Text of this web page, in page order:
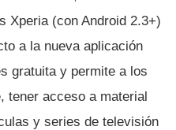
Xperia (con Android 2.3+)
a la nueva aplicación
gratuita y permite a los
tener acceso a material
y series de televisión